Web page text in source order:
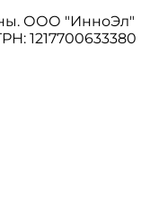
ООО "ИнноЭл"
1217700633380